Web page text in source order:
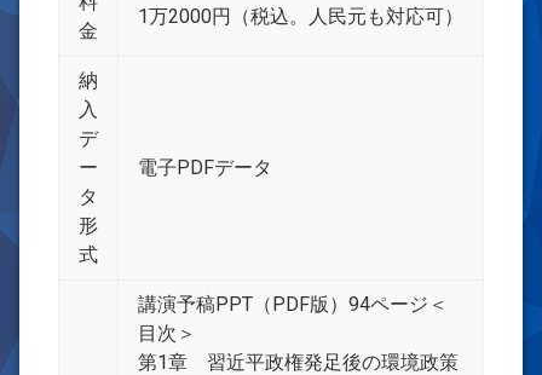
金
1万2000円（税込。人民元も対応可）
納
入
デ
ー
タ
形
式
電子PDFデータ
講演予稿PPT（PDF版）94ページ＜
目次＞
第1章 習近平政権発足後の環境政策